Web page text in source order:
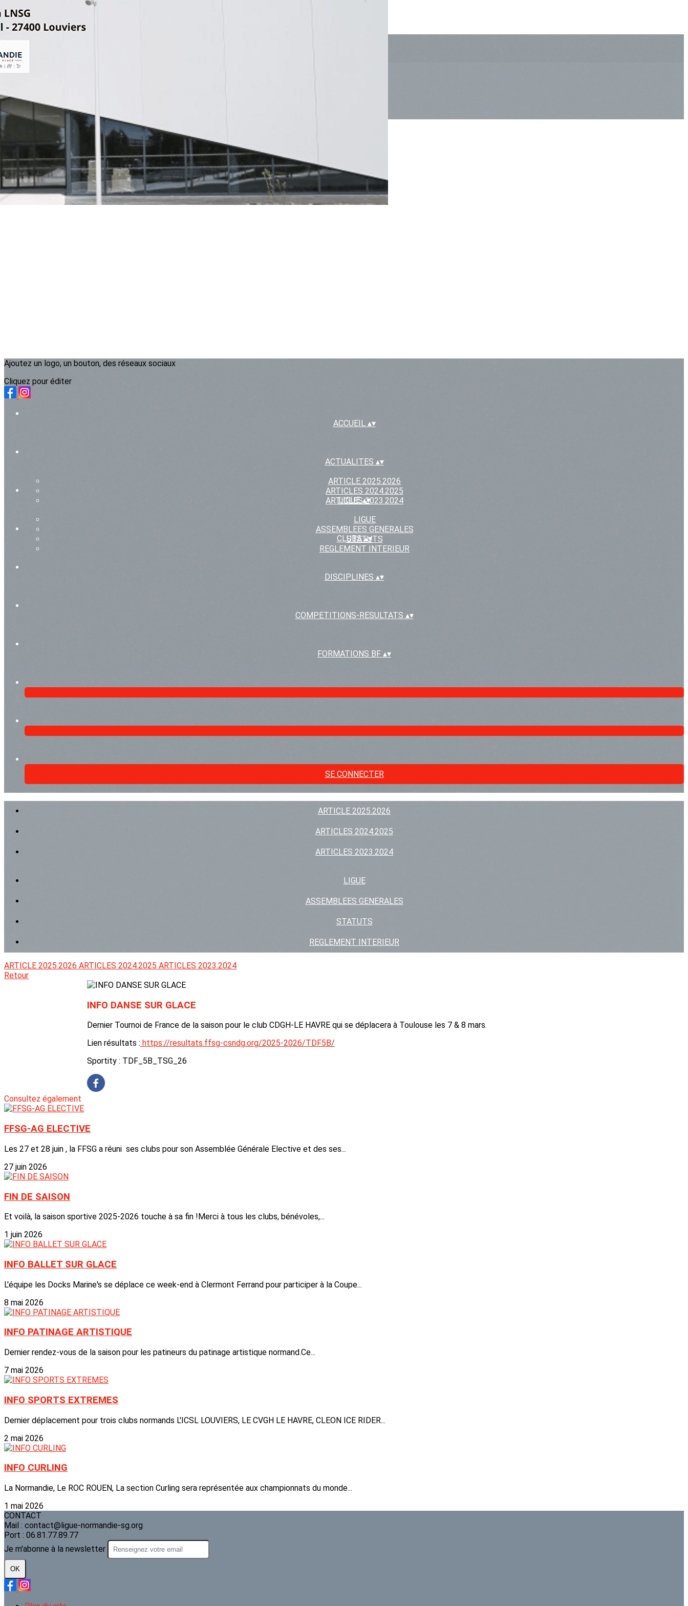
Exporter les lignes sélectionnées
Exporter toutes les colonnes
Exporter uniquement les colonnes affichées
Menu
<
ARTICLES 2024.2025
ARTICLES 2023.2024
Images de la page d'accueil
Cliquez pour éditer
Ajoutez un logo, un bouton, des réseaux sociaux
Cliquez pour éditer
ACCUEIL ▴▾
ACTUALITES ▴▾
ARTICLE 2025.2026
ARTICLES 2024.2025
ARTICLES 2023.2024
LIGUE▴▾
LIGUE
ASSEMBLEES GENERALES
STATUTS
REGLEMENT INTERIEUR
CLUBS▴▾
DISCIPLINES ▴▾
COMPETITIONS-RESULTATS ▴▾
FORMATIONS BF ▴▾
SE CONNECTER
ARTICLE 2025.2026
ARTICLES 2024.2025
ARTICLES 2023.2024
LIGUE
ASSEMBLEES GENERALES
STATUTS
REGLEMENT INTERIEUR
ARTICLE 2025.2026 ARTICLES 2024.2025 ARTICLES 2023.2024
Retour
INFO DANSE SUR GLACE
Dernier Tournoi de France de la saison pour le club CDGH-LE HAVRE qui se déplacera à Toulouse les 7 & 8 mars.
Lien résultats : https://resultats.ffsg-csndg.org/2025-2026/TDF5B/
Sportity : TDF_5B_TSG_26
Consultez également
FFSG-AG ELECTIVE
Les 27 et 28 juin , la FFSG a réuni ses clubs pour son Assemblée Générale Elective et des ses...
27 juin 2026
FIN DE SAISON
Et voilà, la saison sportive 2025-2026 touche à sa fin !Merci à tous les clubs, bénévoles,...
1 juin 2026
INFO BALLET SUR GLACE
L'équipe les Docks Marine's se déplace ce week-end à Clermont Ferrand pour participer à la Coupe...
8 mai 2026
INFO PATINAGE ARTISTIQUE
Dernier rendez-vous de la saison pour les patineurs du patinage artistique normand.Ce...
7 mai 2026
INFO SPORTS EXTREMES
Dernier déplacement pour trois clubs normands L'ICSL LOUVIERS, LE CVGH LE HAVRE, CLEON ICE RIDER...
2 mai 2026
INFO CURLING
La Normandie, Le ROC ROUEN, La section Curling sera représentée aux championnats du monde...
1 mai 2026
CONTACT
Mail : contact@ligue-normandie-sg.org
Port : 06.81.77.89.77
Je m'abonne à la newsletter
OK